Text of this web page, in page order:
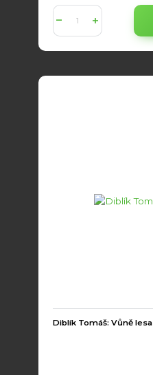
Diblík Tomáš: Vůně lesa